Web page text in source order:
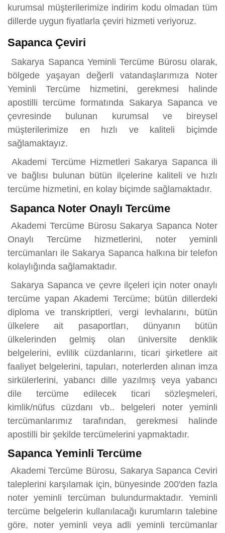
kurumsal müşterilerimize indirim kodu olmadan tüm
dillerde uygun fiyatlarla çeviri hizmeti veriyoruz.
Sapanca Çeviri
Sakarya Sapanca Yeminli Tercüme Bürosu olarak,
bölgede yaşayan değerli vatandaşlarımıza Noter
Yeminli Tercüme hizmetini, gerekmesi halinde
apostilli tercüme formatında Sakarya Sapanca ve
çevresinde bulunan kurumsal ve bireysel
müşterilerimize en hızlı ve kaliteli biçimde
sağlamaktayız.
Akademi Tercüme Hizmetleri Sakarya Sapanca ili
ve bağlısı bulunan bütün ilçelerine kaliteli ve hızlı
tercüme hizmetini, en kolay biçimde sağlamaktadır.
Sapanca Noter Onaylı Tercüme
Akademi Tercüme Bürosu Sakarya Sapanca Noter
Onaylı Tercüme hizmetlerini, noter yeminli
tercümanları ile Sakarya Sapanca halkına bir telefon
kolaylığında sağlamaktadır.
Sakarya Sapanca ve çevre ilçeleri için noter onaylı
tercüme yapan Akademi Tercüme; bütün dillerdeki
diploma ve transkriptleri, vergi levhalarını, bütün
ülkelere ait pasaportları, dünyanın bütün
ülkelerinden gelmiş olan üniversite denklik
belgelerini, evlilik cüzdanlarını, ticari şirketlere ait
faaliyet belgelerini, tapuları, noterlerden alınan imza
sirkülerlerini, yabancı dille yazılmış veya yabancı
dile tercüme edilecek ticari sözleşmeleri,
kimlik/nüfus cüzdanı vb.. belgeleri noter yeminli
tercümanlarımız tarafından, gerekmesi halinde
apostilli bir şekilde tercümelerini yapmaktadır.
Sapanca Yeminli Tercüme
Akademi Tercüme Bürosu, Sakarya Sapanca Ceviri
taleplerini karşılamak için, bünyesinde 200'den fazla
noter yeminli tercüman bulundurmaktadır. Yeminli
tercüme belgelerin kullanılacağı kurumların talebine
göre, noter yeminli veya adli yeminli tercümanlar